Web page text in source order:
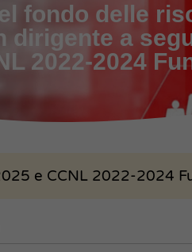
fondo delle
dirigente a
2022-2024
e CCNL 2022-2024